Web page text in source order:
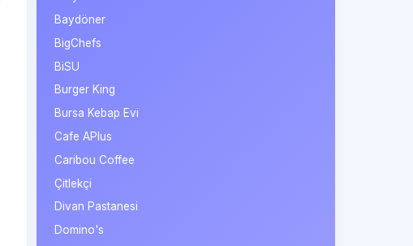
Baydöner
BigChefs
BiSU
Burger King
Bursa Kebap Evi
Cafe APlus
Caribou Coffee
Çitlekçi
Divan Pastanesi
Domino's